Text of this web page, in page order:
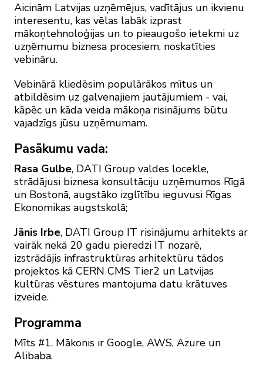
Aicinām Latvijas uzņēmējus, vadītājus un ikvienu
interesentu, kas vēlas labāk izprast
mākoņtehnoloģijas un to pieaugošo ietekmi uz
uzņēmumu biznesa procesiem, noskatīties
vebināru.
Vebinārā kliedēsim populārākos mītus un
atbildēsim uz galvenajiem jautājumiem - vai,
kāpēc un kāda veida mākoņa risinājums būtu
vajadzīgs jūsu uzņēmumam.
Pasākumu vada:
Rasa Gulbe, DATI Group valdes locekle,
strādājusi biznesa konsultāciju uzņēmumos Rīgā
un Bostonā, augstāko izglītību ieguvusi Rīgas
Ekonomikas augstskolā;
Jānis Irbe, DATI Group IT risinājumu arhitekts ar
vairāk nekā 20 gadu pieredzi IT nozarē,
izstrādājis infrastruktūras arhitektūru tādos
projektos kā CERN CMS Tier2 un Latvijas
kultūras vēstures mantojuma datu krātuves
izveide.
Programma
Mīts #1. Mākonis ir Google, AWS, Azure un
Alibaba.